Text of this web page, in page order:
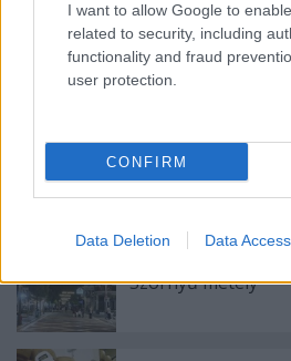
I want to allow Google to
related to security, including
functionality and fraud
user protection.
CONFIRM
Data Deletion Data Access
Címkék:Csabai László
Ajánlott bejegyzések:
Szörnyű métely